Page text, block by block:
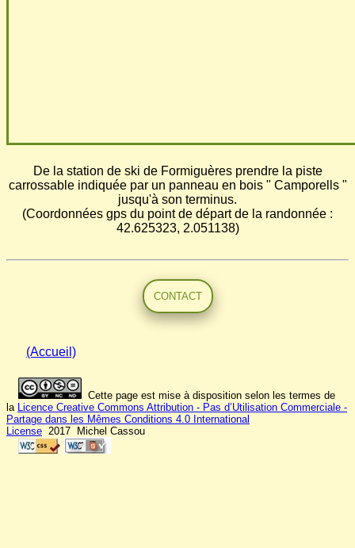
De la station de ski de Formiguères prendre la piste
carrossable indiquée par un panneau en bois " Camporells "
jusqu'à son terminus.
(Coordonnées gps du point de départ de la randonnée :
42.625323, 2.051138)
CONTACT
(Accueil)
Cette page est mise à disposition selon les termes de
la Licence Creative Commons Attribution - Pas d’Utilisation Commerciale -
Partage dans les Mêmes Conditions 4.0 International
License 2017 Michel Cassou